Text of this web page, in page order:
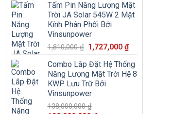
là:
2,984,000 ₫.
tại
là:
Tấm Pin Năng Lượng Mặt
Trời JA Solar 545W 2 Mặt
Kính Phân Phối Bởi
Vinsunpower
1,810,000₫ Giá
là:
1,810,000 ₫.
1,727,000₫Giá
tại
là:
Combo Lắp Đặt Hệ Thống
Năng Lượng Mặt Trời Hệ 8
KWP Lưu Trữ Bởi
Vinsunpower
138,000,000₫